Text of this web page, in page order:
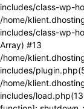
includes/class-wp-
/home/
includes/class-wp-
Array) #13
/home/
includes/
/home/
includes/